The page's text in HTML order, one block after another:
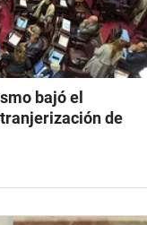
bajó el
de